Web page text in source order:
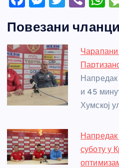
c
e
b
o
o
k
ss
e
n
g
er
itt
er
er at
s
A
p
p
Повезани чланци
Чарапани
Напредак
и 45
Хумској
Напредак
суботу у